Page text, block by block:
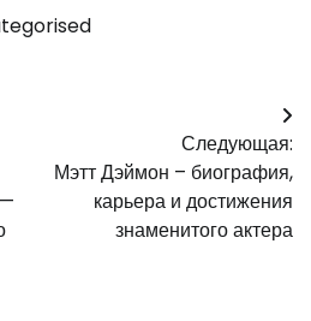
Следующая:
Мэтт Дэймон – биография,
карьера и достижения
знаменитого актера